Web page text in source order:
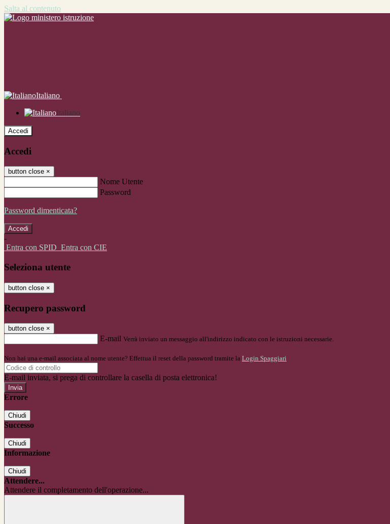
Salta al contenuto
Italiano
Italiano
Accedi
Accedi
button close ×
Nome Utente
Password
Password dimenticata?
-
Entra con SPID Entra con CIE
Seleziona utente
button close ×
Recupero password
button close ×
E-mail Verrà inviato un messaggio all'indirizzo indicato con le istruzioni necessarie.
Non hai una e-mail associata al nome utente? Effettua il reset della password tramite la Login Spaggiari
E-mail inviata, si prega di controllare la casella di posta elettronica!
Errore
Chiudi
Successo
Chiudi
Informazione
Chiudi
Attendere...
Attendere il completamento dell'operazione...